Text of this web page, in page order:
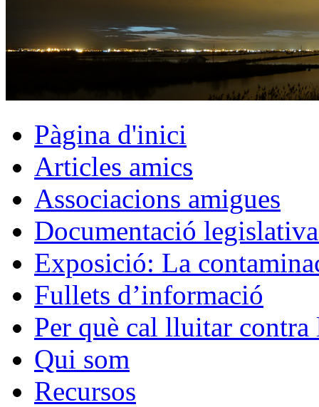
Pàgina d'inici
Articles amics
Associacions amigues
Documentació
Exposició: La
Fullets d’informació
Per què cal lluitar
Qui som
Recursos